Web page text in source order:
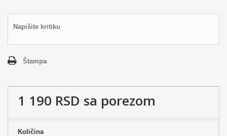
Napišite kritiku
Štampa
1 190 RSD sa porezom
Količina